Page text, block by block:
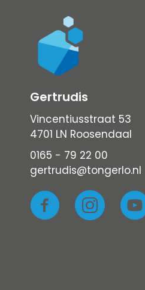
Gertrudis
Vincentiusstraat 53
4701 LN Roosendaal
0165 - 79 22 00
gertrudis@tongerlo.nl